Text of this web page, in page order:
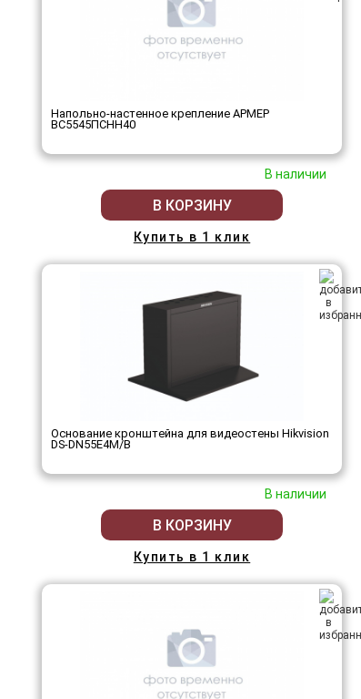
Напольно-настенное крепление АРМЕР
ВС5545ПСНН40
В наличии
В КОРЗИНУ
Купить в 1 клик
Основание кронштейна для видеостены Hikvision
DS-DN55E4M/B
В наличии
В КОРЗИНУ
Купить в 1 клик